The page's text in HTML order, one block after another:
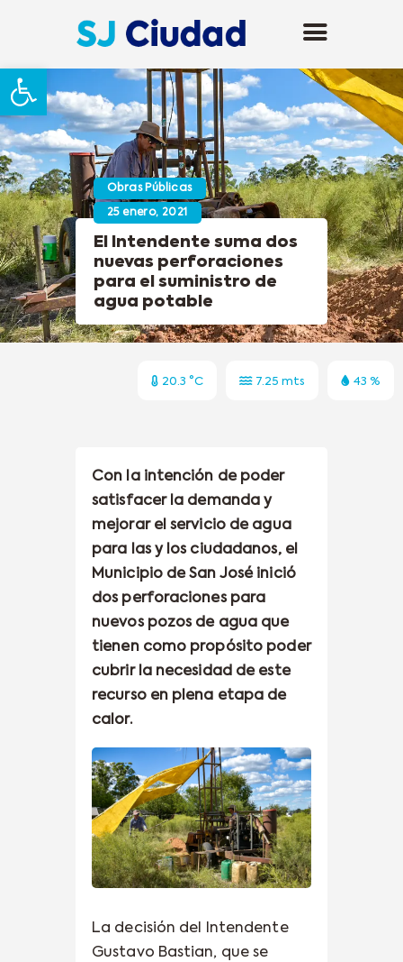
Abrir barra de herramientas
Obras Públicas
25 enero, 2021
El Intendente suma dos
nuevas perforaciones
para el suministro de
agua potable
20.3 °C 7.25 mts 43 %
Con la intención de poder
satisfacer la demanda y
mejorar el servicio de agua
para las y los ciudadanos, el
Municipio de San José inició
dos perforaciones para
nuevos pozos de agua que
tienen como propósito poder
cubrir la necesidad de este
recurso en plena etapa de
calor.
La decisión del Intendente
Gustavo Bastian, que se